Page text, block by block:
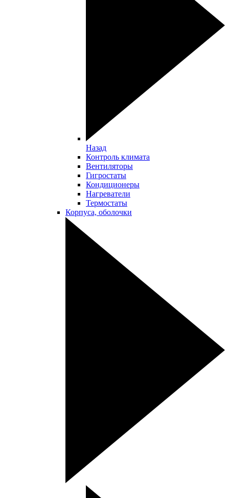
Назад
Контроль климата
Вентиляторы
Гигростаты
Кондиционеры
Нагреватели
Термостаты
Корпуса, оболочки